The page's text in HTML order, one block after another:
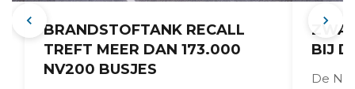
BRANDSTOFTANK RECALL
TREFT MEER DAN 173.000
NV200 BUSJES
BIJ
De